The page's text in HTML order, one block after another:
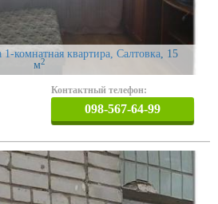
комнатная квартира, Салтовка , 15
м2
Контактный телефон:
098-567-64-99